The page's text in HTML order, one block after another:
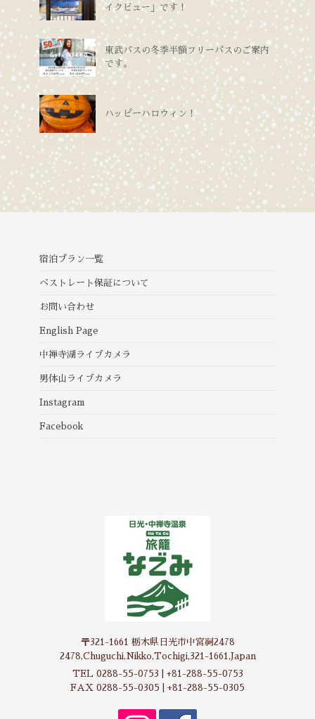
イクビュー」です！
東武バスの冬季半額フリーパスのご案内
です。
ハッピーハロウィン！
宿泊プラン一覧
ベストレート保証について
お問い合わせ
English Page
中禅寺湖ライブカメラ
男体山ライブカメラ
Instagram
Facebook
〒321-1661 栃木県日光市中宮祠2478
2478,Chuguchi,Nikko,Tochigi,321-1661,Japan
TEL 0288-55-0753 | +81-288-55-0753
FAX 0288-55-0305 | +81-288-55-0305